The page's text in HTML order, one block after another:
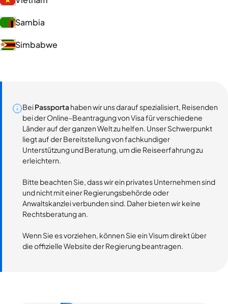
Sambia
Simbabwe
BeiPassportahaben wir uns darauf spezialisiert, Reisenden
bei der Online-Beantragung von Visa für verschiedene
Länder auf der ganzen Welt zu helfen. Unser Schwerpunkt
liegt auf der Bereitstellung von fachkundiger
Unterstützung und Beratung, um die Reiseerfahrung zu
erleichtern.
Bitte beachten Sie, dass wir ein privates Unternehmen sind
und nicht mit einer Regierungsbehörde oder
Anwaltskanzlei verbunden sind. Daher bieten wir keine
Rechtsberatung an.
Wenn Sie es vorziehen, können Sie ein Visum direkt über
die offizielle Website der Regierung beantragen.